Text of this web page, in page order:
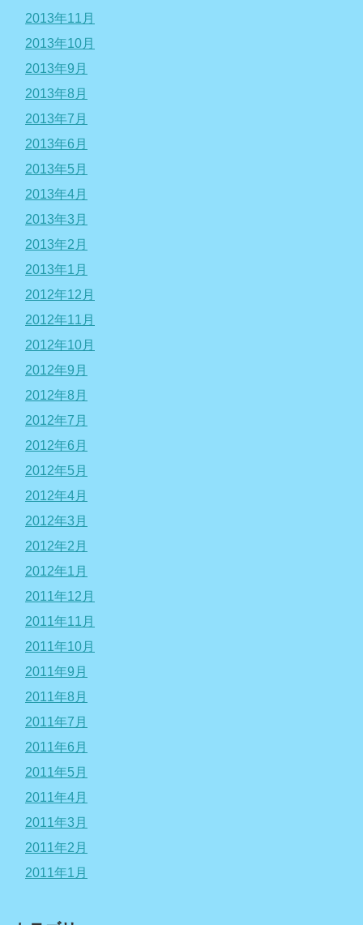
2013年11月
2013年10月
2013年9月
2013年8月
2013年7月
2013年6月
2013年5月
2013年4月
2013年3月
2013年2月
2013年1月
2012年12月
2012年11月
2012年10月
2012年9月
2012年8月
2012年7月
2012年6月
2012年5月
2012年4月
2012年3月
2012年2月
2012年1月
2011年12月
2011年11月
2011年10月
2011年9月
2011年8月
2011年7月
2011年6月
2011年5月
2011年4月
2011年3月
2011年2月
2011年1月